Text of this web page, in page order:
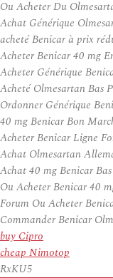
Ou Acheter Du
Achat Générique
acheté Benicar à prix
Acheter Benicar 40 mg
Acheter Générique
Acheté Olmesartan Bas
Ordonner Générique
40 mg Benicar Bon
Acheter Benicar Ligne
Achat Olmesartan
Achat 40 mg Benicar
Ou Acheter Benicar 40
Forum Ou Acheter
Commander Benicar
buy Cipro
cheap Nimotop
RxKU5